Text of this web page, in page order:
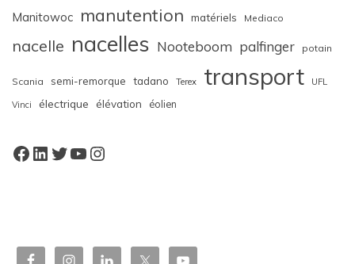
Manitowoc manutention matériels Mediaco
nacelle nacelles Nooteboom palfinger potain
Scania semi-remorque tadano Terex transport UFL
Vinci électrique élévation éolien
Facebook
LinkedIn
Twitter
YouTube
Instagram